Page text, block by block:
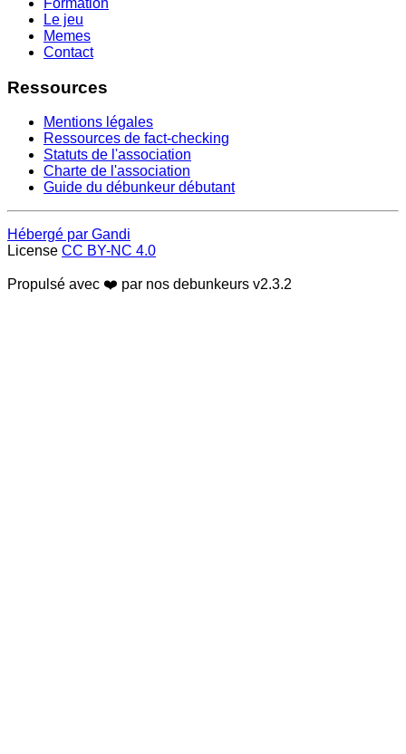
Formation
Le jeu
Memes
Contact
Ressources
Mentions légales
Ressources de fact-checking
Statuts de l'association
Charte de l'association
Guide du débunkeur débutant
Hébergé par Gandi
License CC BY-NC 4.0
Propulsé avec ❤️ par nos debunkeurs v2.3.2